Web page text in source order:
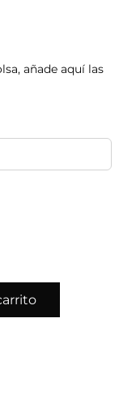
añade aquí las